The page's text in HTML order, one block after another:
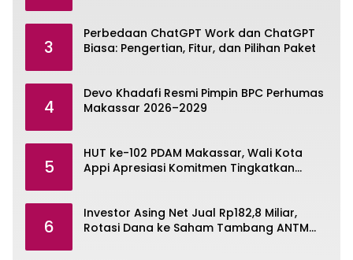
3
Perbedaan ChatGPT Work dan ChatGPT
Biasa: Pengertian, Fitur, dan Pilihan Paket
4
Devo Khadafi Resmi Pimpin BPC Perhumas
Makassar 2026–2029
5
HUT ke-102 PDAM Makassar, Wali Kota
Appi Apresiasi Komitmen Tingkatkan
6
Investor Asing Net Jual Rp182,8 Miliar,
Rotasi Dana ke Saham Tambang ANTM